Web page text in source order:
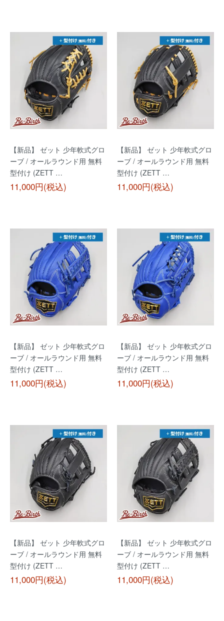
【新品】 ゼット 少年軟式グロ
ーブ / オールラウンド用 無料
型付け (ZETT …
11,000円(税込)
【新品】 ゼット 少年軟式グロ
ーブ / オールラウンド用 無料
型付け (ZETT …
11,000円(税込)
【新品】 ゼット 少年軟式グロ
ーブ / オールラウンド用 無料
型付け (ZETT …
11,000円(税込)
【新品】 ゼット 少年軟式グロ
ーブ / オールラウンド用 無料
型付け (ZETT …
11,000円(税込)
【新品】 ゼット 少年軟式グロ
ーブ / オールラウンド用 無料
型付け (ZETT …
11,000円(税込)
【新品】 ゼット 少年軟式グロ
ーブ / オールラウンド用 無料
型付け (ZETT …
11,000円(税込)